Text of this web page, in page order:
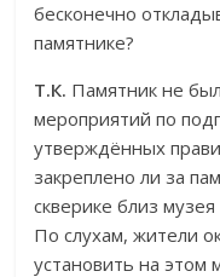
бесконечно
памятнике?
Т.К. Памятник не
мероприятий по
утверждённых
закреплено ли за
скверике близ
По слухам, жители
установить на этом